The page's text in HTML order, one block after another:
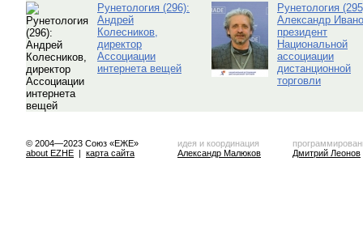
Рунетология (296):
Андрей
Колесников,
директор
Ассоциации
интернета вещей
Рунетология
Александр
президент
Национальной
ассоциации
дистанционной
торговли
© 2004—2023 Союз «ЕЖЕ»
about EZHE | карта сайта
идея и координация
Александр Малюков
Дмитрий Леонов